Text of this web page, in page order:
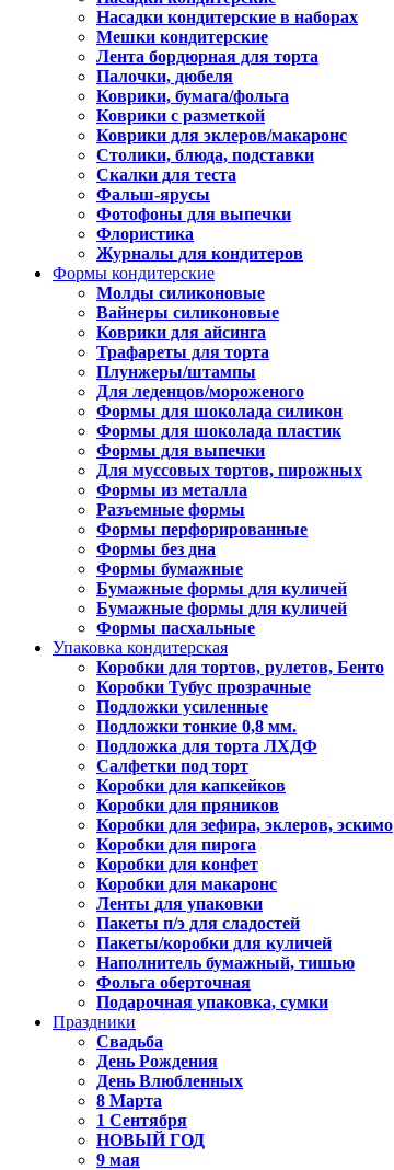
Насадки кондитерские в наборах
Мешки кондитерские
Лента бордюрная для торта
Палочки, дюбеля
Коврики, бумага/фольга
Коврики с разметкой
Коврики для эклеров/макаронс
Столики, блюда, подставки
Скалки для теста
Фальш-ярусы
Фотофоны для выпечки
Флористика
Журналы для кондитеров
Формы кондитерские
Молды силиконовые
Вайнеры силиконовые
Коврики для айсинга
Трафареты для торта
Плунжеры/штампы
Для леденцов/мороженого
Формы для шоколада силикон
Формы для шоколада пластик
Формы для выпечки
Для муссовых тортов, пирожных
Формы из металла
Разъемные формы
Формы перфорированные
Формы без дна
Формы бумажные
Бумажные формы для куличей
Бумажные формы для куличей
Формы пасхальные
Упаковка кондитерская
Коробки для тортов, рулетов, Бенто
Коробки Тубус прозрачные
Подложки усиленные
Подложки тонкие 0,8 мм.
Подложка для торта ЛХДФ
Салфетки под торт
Коробки для капкейков
Коробки для пряников
Коробки для зефира, эклеров, эскимо
Коробки для пирога
Коробки для конфет
Коробки для макаронс
Ленты для упаковки
Пакеты п/э для сладостей
Пакеты/коробки для куличей
Наполнитель бумажный, тишью
Фольга оберточная
Подарочная упаковка, сумки
Праздники
Свадьба
День Рождения
День Влюбленных
8 Марта
1 Сентября
НОВЫЙ ГОД
9 мая